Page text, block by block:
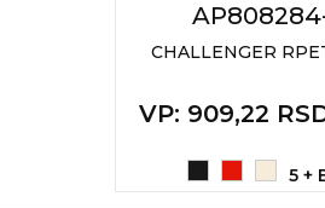
JAKNE I PRSLUCI
PRIBOR ZA PISANJE
CHALLENGER
VP: 909,22
5 +